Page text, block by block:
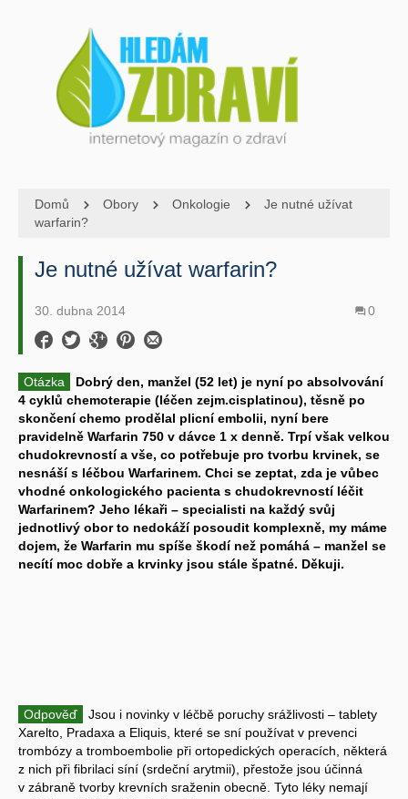
Domů Obory Onkologie
Je nutné užívat
warfarin?
Je nutné užívat warfarin?
30. dubna 2014 0
Otázka
Dobrý den, manžel (52 let) je nyní po absolvování
4 cyklů chemoterapie (léčen zejm.cisplatinou), těsně po
skončení chemo prodělal plicní embolii, nyní bere
pravidelně Warfarin 750 v dávce 1 x denně. Trpí však velkou
chudokrevností a vše, co potřebuje pro tvorbu krvinek, se
nesnáší s léčbou Warfarinem. Chci se zeptat, zda je vůbec
vhodné onkologického pacienta s chudokrevností léčit
Warfarinem? Jeho lékaři – specialisti na každý svůj
jednotlivý obor to nedokáží posoudit komplexně, my máme
dojem, že Warfarin mu spíše škodí než pomáhá – manžel se
necítí moc dobře a krvinky jsou stále špatné. Děkuji.
Odpověď
Jsou i novinky v léčbě poruchy srážlivosti – tablety
Xarelto, Pradaxa a Eliquis, které se sní používat v prevenci
trombózy a tromboembolie při ortopedických operacích, některá
z nich při fibrilaci síní (srdeční arytmii), přestože jsou účinná
v zábraně tvorby krevních sraženin obecně. Tyto léky nemají